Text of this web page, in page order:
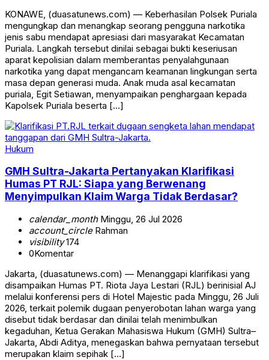
KONAWE, (duasatunews.com) — Keberhasilan Polsek Puriala
mengungkap dan menangkap seorang pengguna narkotika
jenis sabu mendapat apresiasi dari masyarakat Kecamatan
Puriala. Langkah tersebut dinilai sebagai bukti keseriusan
aparat kepolisian dalam memberantas penyalahgunaan
narkotika yang dapat mengancam keamanan lingkungan serta
masa depan generasi muda. Anak muda asal kecamatan
puriala, Egit Setiawan, menyampaikan penghargaan kepada
Kapolsek Puriala beserta […]
Hukum
GMH Sultra-Jakarta Pertanyakan Klarifikasi
Humas PT RJL: Siapa yang Berwenang
Menyimpulkan Klaim Warga Tidak Berdasar?
calendar_monthMinggu, 26 Jul 2026
account_circleRahman
visibility174
0Komentar
Jakarta, (duasatunews.com) — Menanggapi klarifikasi yang
disampaikan Humas PT. Riota Jaya Lestari (RJL) berinisial AJ
melalui konferensi pers di Hotel Majestic pada Minggu, 26 Juli
2026, terkait polemik dugaan penyerobotan lahan warga yang
disebut tidak berdasar dan dinilai telah menimbulkan
kegaduhan, Ketua Gerakan Mahasiswa Hukum (GMH) Sultra–
Jakarta, Abdi Aditya, menegaskan bahwa pernyataan tersebut
merupakan klaim sepihak […]